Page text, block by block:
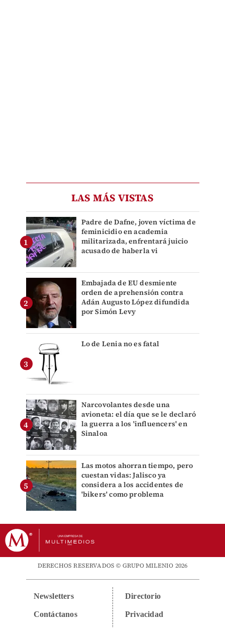
LAS MÁS VISTAS
Padre de Dafne, joven víctima de
feminicidio en academia
militarizada, enfrentará juicio
acusado de haberla vi
Embajada de EU desmiente
orden de aprehensión contra
Adán Augusto López difundida
por Simón Levy
Lo de Lenia no es fatal
Narcovolantes desde una
avioneta: el día que se le declaró
la guerra a los 'influencers' en
Sinaloa
Las motos ahorran tiempo, pero
cuestan vidas: Jalisco ya
considera a los accidentes de
'bikers' como problema
DERECHOS RESERVADOS © GRUPO MILENIO 2026
Newsletters
Contáctanos
Directorio
Privacidad